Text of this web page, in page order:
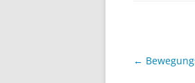
←